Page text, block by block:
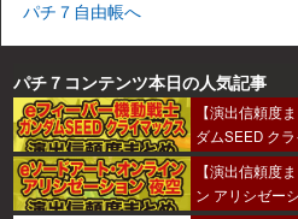
パチ７自由帳へ
パチ７コンテンツ本日の人気記事
【演出信頼度
ダムSEED ク
【演出信頼度
ン アリシゼー